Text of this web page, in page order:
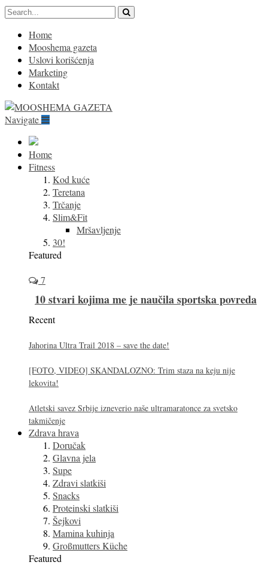
Home
Mooshema gazeta
Uslovi korišćenja
Marketing
Kontakt
Navigate
Home
Fitness
Kod kuće
Teretana
Trčanje
Slim&Fit
Mršavljenje
30!
Featured
7
10 stvari kojima me je naučila sportska povreda
Recent
Jahorina Ultra Trail 2018 – save the date!
[FOTO, VIDEO] SKANDALOZNO: Trim staza na keju nije
lekovita!
Atletski savez Srbije izneverio naše ultramaratonce za svetsko
takmičenje
Zdrava hrava
Doručak
Glavna jela
Supe
Zdravi slatkiši
Snacks
Proteinski slatkiši
Šejkovi
Mamina kuhinja
Großmutters Küche
Featured